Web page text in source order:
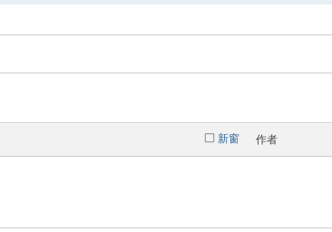
新窗 作者